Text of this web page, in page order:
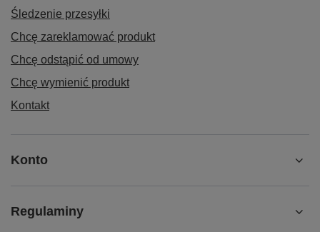
Śledzenie przesyłki
Chcę zareklamować produkt
Chcę odstąpić od umowy
Chcę wymienić produkt
Kontakt
Konto
Regulaminy